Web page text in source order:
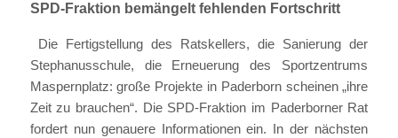
SPD-Fraktion bemängelt fehlenden Fortschritt
Die Fertigstellung des Ratskellers, die Sanierung der
Stephanusschule, die Erneuerung des Sportzentrums
Maspernplatz: große Projekte in Paderborn scheinen „ihre
Zeit zu brauchen“. Die SPD-Fraktion im Paderborner Rat
fordert nun genauere Informationen ein. In der nächsten